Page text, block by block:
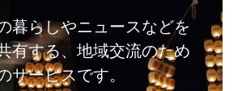
暮らしやニュースなどを
有する、地域交流のため
サービスです。